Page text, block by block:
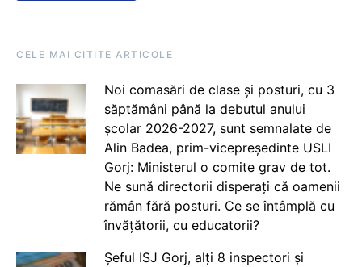
CELE MAI CITITE ARTICOLE
Noi comasări de clase și posturi, cu 3
săptămâni până la debutul anului
școlar 2026-2027, sunt semnalate de
Alin Badea, prim-vicepreședinte USLI
Gorj: Ministerul o comite grav de tot.
Ne sună directorii disperați că oamenii
rămân fără posturi. Ce se întâmplă cu
învățătorii, cu educatorii?
Șeful ISJ Gorj, alți 8 inspectori și